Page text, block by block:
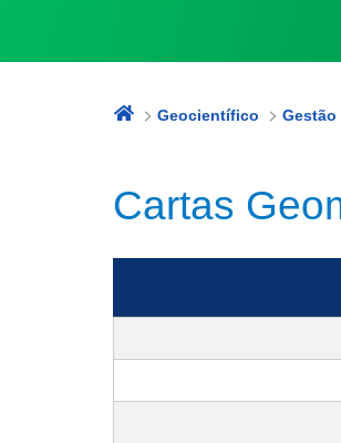
Geocientífico Gestão
Cartas